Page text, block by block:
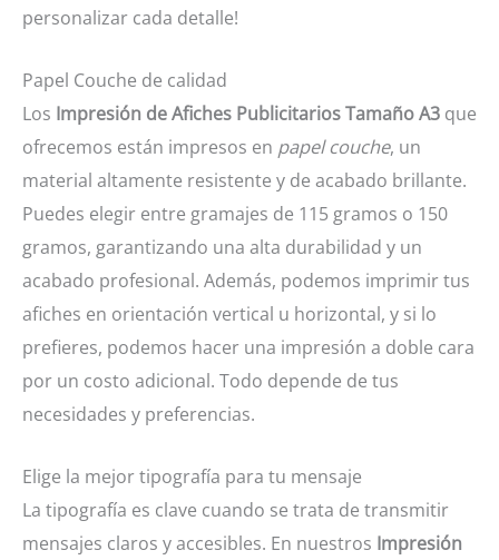
personalizar cada detalle!
Papel Couche de calidad
Los Impresión de Afiches Publicitarios Tamaño A3 que
ofrecemos están impresos en papel couche, un
material altamente resistente y de acabado brillante.
Puedes elegir entre gramajes de 115 gramos o 150
gramos, garantizando una alta durabilidad y un
acabado profesional. Además, podemos imprimir tus
afiches en orientación vertical u horizontal, y si lo
prefieres, podemos hacer una impresión a doble cara
por un costo adicional. Todo depende de tus
necesidades y preferencias.
Elige la mejor tipografía para tu mensaje
La tipografía es clave cuando se trata de transmitir
mensajes claros y accesibles. En nuestros Impresión